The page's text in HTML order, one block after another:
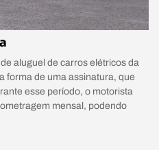
aluguel de carros elétricos da
forma de uma assinatura, que
esse período, o motorista
mensal, podendo